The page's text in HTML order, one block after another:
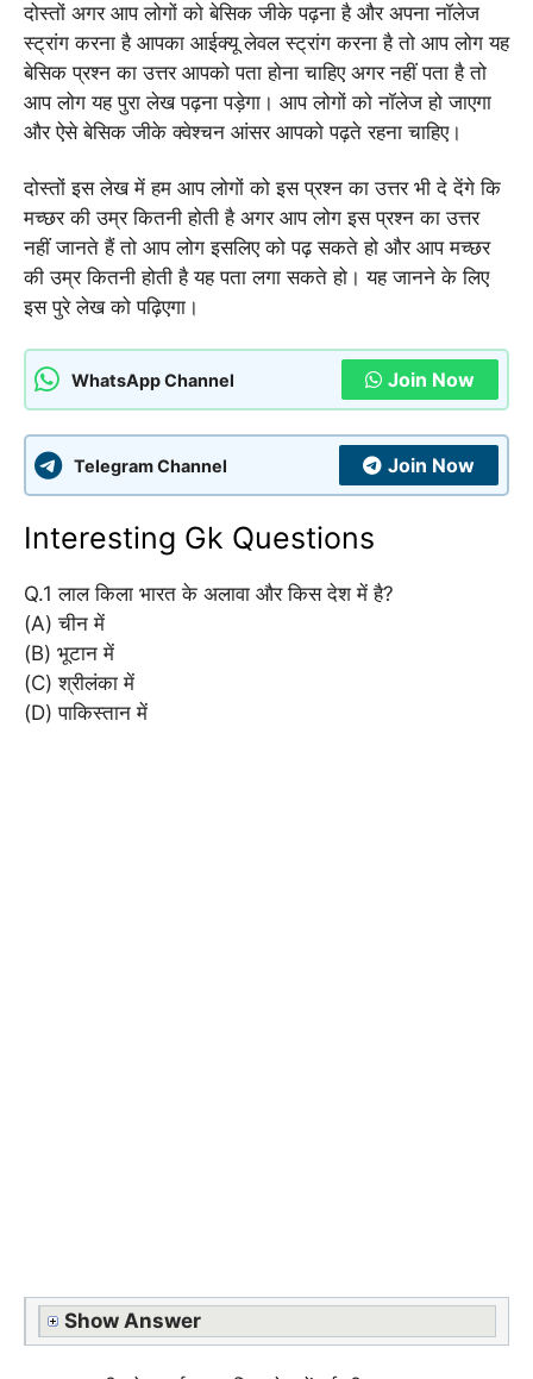
दोस्तों अगर आप लोगों को बेसिक जीके पढ़ना है और अपना नॉलेज
स्ट्रांग करना है आपका आईक्यू लेवल स्ट्रांग करना है तो आप लोग यह
बेसिक प्रश्न का उत्तर आपको पता होना चाहिए अगर नहीं पता है तो
आप लोग यह पुरा लेख पढ़ना पड़ेगा। आप लोगों को नॉलेज हो जाएगा
और ऐसे बेसिक जीके क्वेश्चन आंसर आपको पढ़ते रहना चाहिए।
दोस्तों इस लेख में हम आप लोगों को इस प्रश्न का उत्तर भी दे देंगे कि
मच्छर की उम्र कितनी होती है अगर आप लोग इस प्रश्न का उत्तर
नहीं जानते हैं तो आप लोग इसलिए को पढ़ सकते हो और आप मच्छर
की उम्र कितनी होती है यह पता लगा सकते हो। यह जानने के लिए
इस पुरे लेख को पढ़िएगा।
WhatsApp Channel Join Now
Telegram Channel Join Now
Interesting Gk Questions
Q.1 लाल किला भारत के अलावा और किस देश में है?
(A) चीन में
(B) भूटान में
(C) श्रीलंका में
(D) पाकिस्तान में
Show Answer